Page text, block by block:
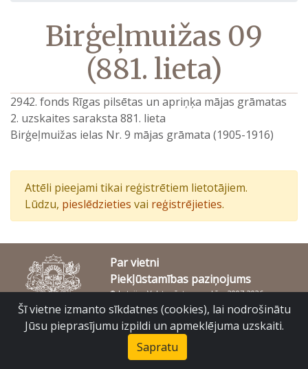
Birģeļmuižas 09
(881. lieta)
2942. fonds Rīgas pilsētas un apriņķa mājas grāmatas
2. uzskaites saraksta 881. lieta
Birģeļmuižas ielas Nr. 9 mājas grāmata (1905-1916)
Attēli pieejami tikai reģistrētiem lietotājiem.
Lūdzu, pieslēdzieties vai reģistrējieties.
Par vietni
Piekļūstamības paziņojums
© Latvijas Valsts vēstures arhīvs 2007-2026
Slokas iela 16, Rīga, LV – 1048
Šī vietne izmanto sīkdatnes (cookies), lai nodrošinātu
Jūsu pieprasījumu izpildi un apmeklējuma uzskaiti.
Sapratu